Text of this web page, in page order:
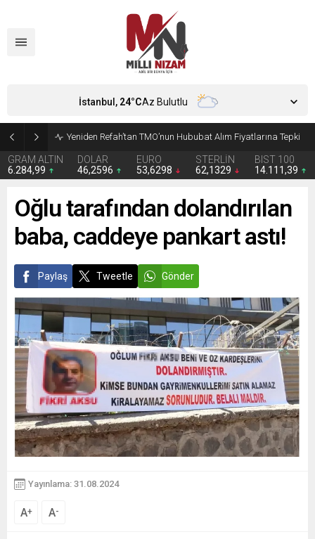
CHP’de Günaydın ve Başarır’ın grup başkanvekilliği düştü
GRAM ALTIN
6.284,99
DOLAR
46,2596
EURO
53,6298
STERLİN
62,1329
BIST 100
14.111,39
İstanbul, 24°CAz Bulutlu
Oğlu tarafından dolandırılan
baba, caddeye pankart astı!
Paylaş Tweetle Gönder
Yayınlama: 31.08.2024
A+ A-